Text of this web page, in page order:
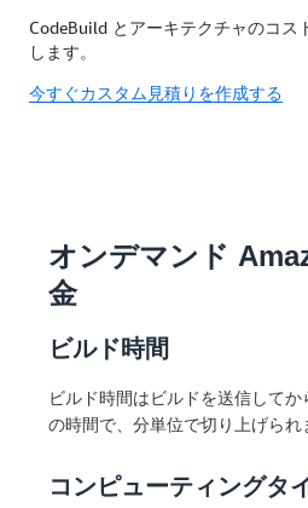
CodeBuild とアーキテクチャのコス
します。
今すぐカスタム見積りを作成する
オンデマンド
金
ビルド時間
ビルド時間はビルドを送信して
の時間で、分単位で切り上げられ
コンピューティングタ